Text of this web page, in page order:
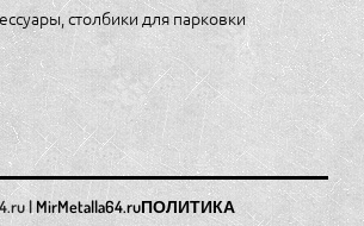
столбики для парковки
MirMetalla64.ruПОЛИТИКА